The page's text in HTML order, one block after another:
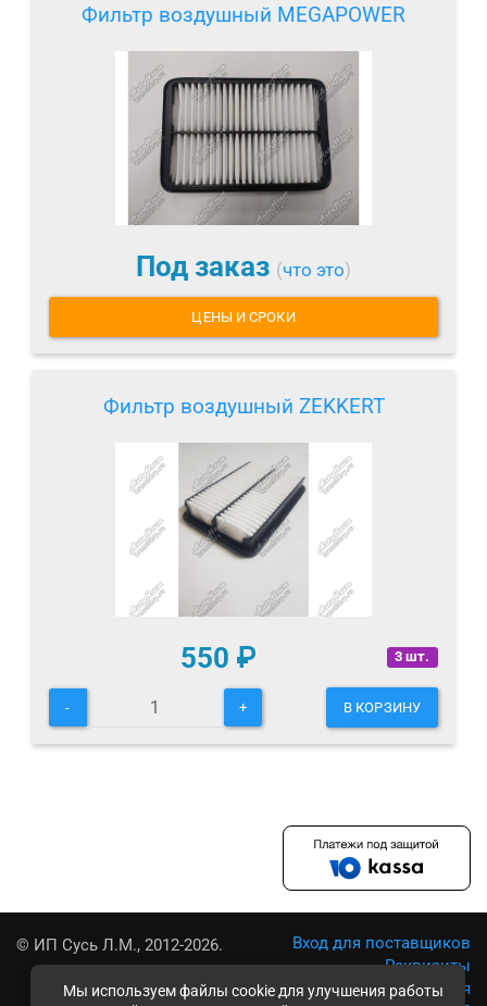
Мы используем файлы cookie для улучшения работы
Фильтр воздушный MEGAPOWER
Под заказ (что это)
ЦЕНЫ И СРОКИ
Фильтр воздушный ZEKKERT
3 шт.
550 ₽
- + В КОРЗИНУ
© ИП Сусь Л.М., 2012-2026.
Вход для поставщиков
Реквизиты
Условия использования